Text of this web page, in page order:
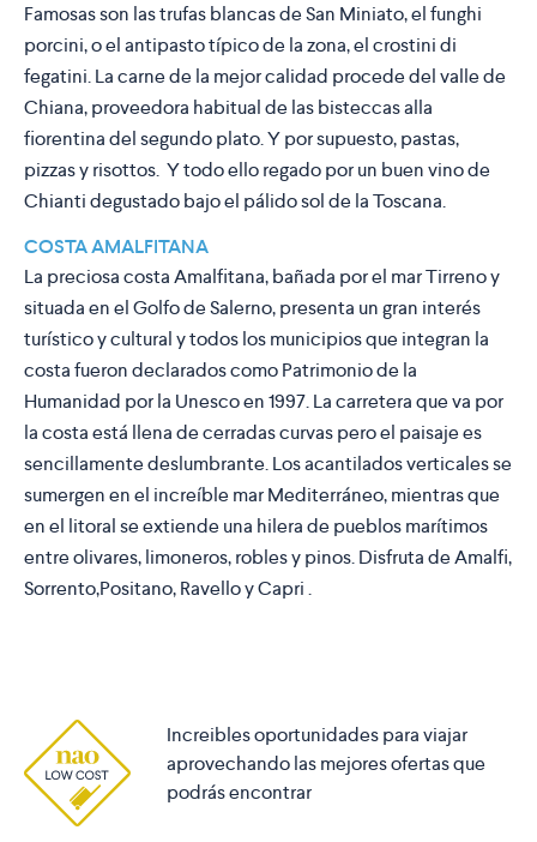
Famosas son las trufas blancas de San Miniato, el funghi
porcini, o el antipasto típico de la zona, el crostini di
fegatini. La carne de la mejor calidad procede del valle de
Chiana, proveedora habitual de las bisteccas alla
fiorentina del segundo plato. Y por supuesto, pastas,
pizzas y risottos. Y todo ello regado por un buen vino de
Chianti degustado bajo el pálido sol de la Toscana.
COSTA AMALFITANA
La preciosa costa Amalfitana, bañada por el mar Tirreno y
situada en el Golfo de Salerno, presenta un gran interés
turístico y cultural y todos los municipios que integran la
costa fueron declarados como Patrimonio de la
Humanidad por la Unesco en 1997. La carretera que va por
la costa está llena de cerradas curvas pero el paisaje es
sencillamente deslumbrante. Los acantilados verticales se
sumergen en el increíble mar Mediterráneo, mientras que
en el litoral se extiende una hilera de pueblos marítimos
entre olivares, limoneros, robles y pinos. Disfruta de Amalfi,
Sorrento,Positano, Ravello y Capri .
Increibles oportunidades para viajar
aprovechando las mejores ofertas que
podrás encontrar